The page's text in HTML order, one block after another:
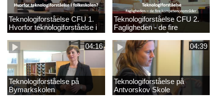
Teknologiforståelse CFU 1.
Hvorfor teknologiforståelse i
folkeskolen?
Teknologiforståelse CFU 2.
Fagligheden - de fire
kompetenceområder
04:16
Teknologiforståelse på
Bymarkskolen
04:39
Teknologiforståelse på
Antvorskov Skole